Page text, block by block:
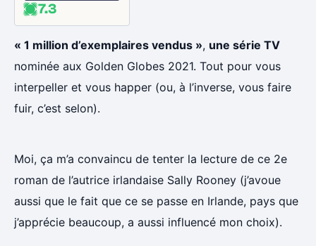
7.3
« 1 million d’exemplaires vendus », une série TV
nominée aux Golden Globes 2021. Tout pour vous
interpeller et vous happer (ou, à l’inverse, vous faire
fuir, c’est selon).
Moi, ça m’a convaincu de tenter la lecture de ce 2e
roman de l’autrice irlandaise Sally Rooney (j’avoue
aussi que le fait que ce se passe en Irlande, pays que
j’apprécie beaucoup, a aussi influencé mon choix).